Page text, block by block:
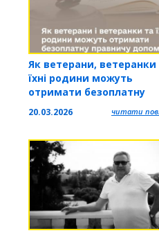
Як ветерани, ветеранки
їхні родини можуть
отримати безоплатну
20.03.2026 читати